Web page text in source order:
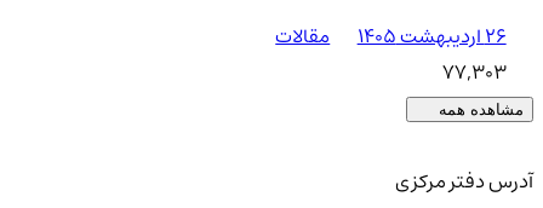
۲۶ اردیبهشت ۱۴۰۵
مقالات
77,303
مشاهده همه
آدرس دفتر مرکزی